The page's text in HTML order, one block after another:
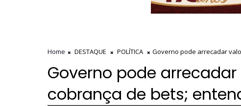
Home DESTAQUE POLÍTICA Governo pode arrecadar
Governo pode
cobrança de bets;